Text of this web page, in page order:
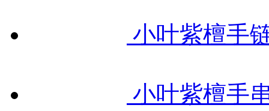
小叶紫檀手
小叶紫檀手